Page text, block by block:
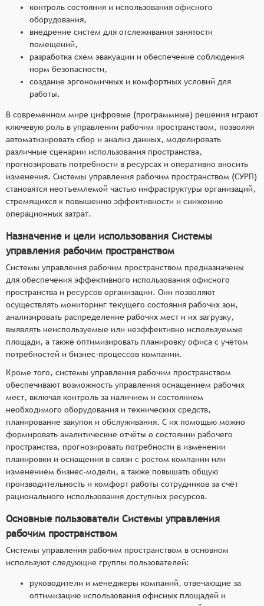
контроль состояния и использования офисного
оборудования,
внедрение систем для отслеживания занятости
помещений,
разработка схем эвакуации и обеспечение соблюдения
норм безопасности,
создание эргономичных и комфортных условий для
работы.
В современном мире цифровые (программные) решения играют
ключевую роль в управлении рабочим пространством, позволяя
автоматизировать сбор и анализ данных, моделировать
различные сценарии использования пространства,
прогнозировать потребности в ресурсах и оперативно вносить
изменения. Системы управления рабочим пространством (СУРП)
становятся неотъемлемой частью инфраструктуры организаций,
стремящихся к повышению эффективности и снижению
операционных затрат.
Назначение и цели использования Системы
управления рабочим пространством
Системы управления рабочим пространством предназначены
для обеспечения эффективного использования офисного
пространства и ресурсов организации. Они позволяют
осуществлять мониторинг текущего состояния рабочих зон,
анализировать распределение рабочих мест и их загрузку,
выявлять неиспользуемые или неэффективно используемые
площади, а также оптимизировать планировку офиса с учётом
потребностей и бизнес-процессов компании.
Кроме того, системы управления рабочим пространством
обеспечивают возможность управления оснащением рабочих
мест, включая контроль за наличием и состоянием
необходимого оборудования и технических средств,
планирование закупок и обслуживания. С их помощью можно
формировать аналитические отчёты о состоянии рабочего
пространства, прогнозировать потребности в изменении
планировки и оснащения в связи с ростом компании или
изменением бизнес-модели, а также повышать общую
производительность и комфорт работы сотрудников за счёт
рационального использования доступных ресурсов.
Основные пользователи Системы управления
рабочим пространством
Системы управления рабочим пространством в основном
используют следующие группы пользователей:
руководители и менеджеры компаний, отвечающие за
оптимизацию использования офисных площадей и